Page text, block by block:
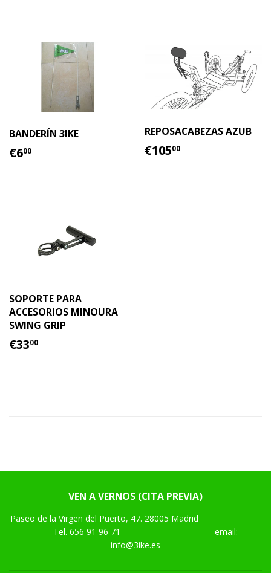
BANDERÍN 3IKE
PRECIO
€600
REPOSACABEZAS AZUB
PRECIO
€10500
SOPORTE PARA
ACCESORIOS MINOURA
SWING GRIP
PRECIO
€3300
VEN A VERNOS (CITA PREVIA)
Paseo de la Virgen del Puerto, 47. 28005 Madrid
Tel. 656 91 96 71
email:
info@3ike.es